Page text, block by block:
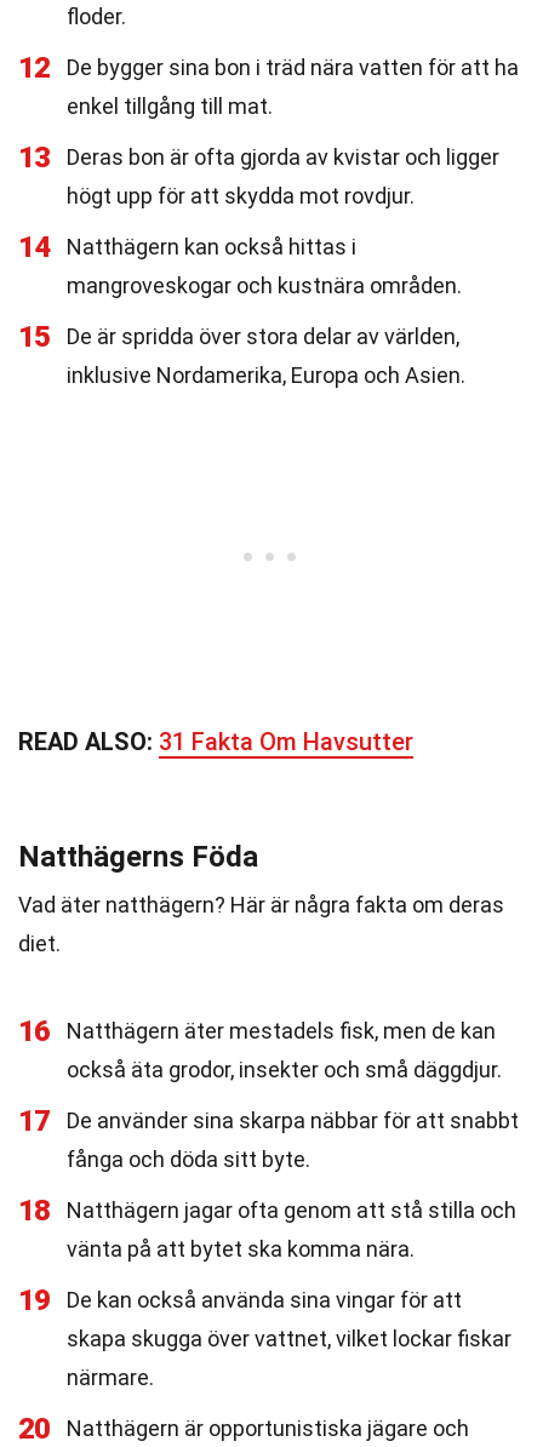
floder.
12
De bygger sina bon i träd nära vatten för att ha
enkel tillgång till mat.
13
Deras bon är ofta gjorda av kvistar och ligger
högt upp för att skydda mot rovdjur.
14
Natthägern kan också hittas i
mangroveskogar och kustnära områden.
15
De är spridda över stora delar av världen,
inklusive Nordamerika, Europa och Asien.
READ ALSO: 31 Fakta Om Havsutter
Natthägerns Föda
Vad äter natthägern? Här är några fakta om deras
diet.
16
Natthägern äter mestadels fisk, men de kan
också äta grodor, insekter och små däggdjur.
17
De använder sina skarpa näbbar för att snabbt
fånga och döda sitt byte.
18
Natthägern jagar ofta genom att stå stilla och
vänta på att bytet ska komma nära.
19
De kan också använda sina vingar för att
skapa skugga över vattnet, vilket lockar fiskar
närmare.
20
Natthägern är opportunistiska jägare och